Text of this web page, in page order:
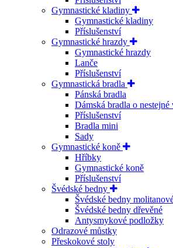
Gymnastické kladiny
Gymnastické kladiny
Příslušenství
Gymnastické hrazdy
Gymnastické hrazdy
Lanče
Příslušenství
Gymnastická bradla
Pánská bradla
Dámská bradla o nestejné
Příslušenství
Bradla mini
Sady
Gymnastické koně
Hříbky
Gymnastické koně
Příslušenství
Švédské bedny
Švédské bedny
Švédské bedny dřevěné
Antysmykové podložky
Odrazové můstky
Přeskokové stoly